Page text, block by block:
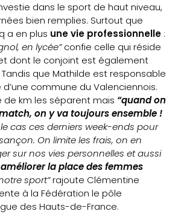
dans le sport de haut niveau,
bien remplies. Surtout que
a en plus une vie professionnelle :
en lycée”confie celle qui réside
dont le conjoint est également
que Mathilde est responsable
commune du Valenciennois.
km les séparent mais “quand on
on y va toujours ensemble !
cas ces derniers week-ends pour
On limite les frais, on en
sur nos vies personnelles et aussi
améliorer la place des femmes
sport”rajoute Clémentine
à la Fédération le pôle
des Hauts-de-France.